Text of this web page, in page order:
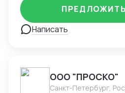
Америки. Знаком со всеми
ВЭД.
Написать
ООО "ПРОСКО"
Санкт-Петербург,